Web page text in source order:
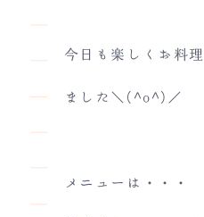
今日も楽しくお料
ました＼(^o^)／
メニューは・・・